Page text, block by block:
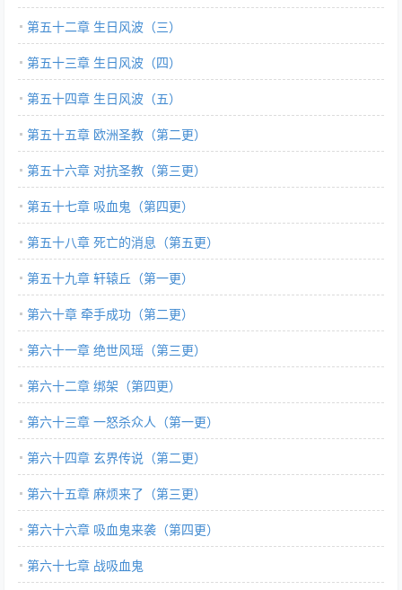
第五十二章 生日风波（三）
第五十三章 生日风波（四）
第五十四章 生日风波（五）
第五十五章 欧洲圣教（第二更）
第五十六章 对抗圣教（第三更）
第五十七章 吸血鬼（第四更）
第五十八章 死亡的消息（第五更）
第五十九章 轩辕丘（第一更）
第六十章 牵手成功（第二更）
第六十一章 绝世风瑶（第三更）
第六十二章 绑架（第四更）
第六十三章 一怒杀众人（第一更）
第六十四章 玄界传说（第二更）
第六十五章 麻烦来了（第三更）
第六十六章 吸血鬼来袭（第四更）
第六十七章 战吸血鬼